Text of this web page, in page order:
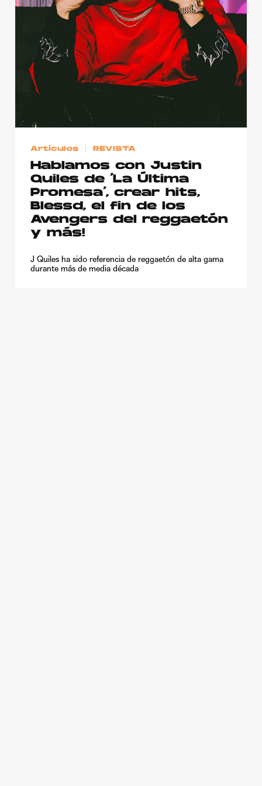
Publicidad
Contacto
Aviso Legal
© 2015-2022 UMOMAG. PROPIEDAD DE UMO agency. TODOS LOS
DERECHOS RESERVADOS.
Artículos REVISTA
Hablamos con Justin
Quiles de ‘La Última
Promesa’, crear hits,
Blessd, el fin de los
Avengers del reggaetón
y más!
J Quiles ha sido referencia de reggaetón de alta gama
durante más de media década